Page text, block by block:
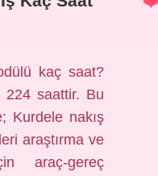
kaç saat?
224 saattir. Bu
Kurdele nakış
araştırma ve
araç-gereç